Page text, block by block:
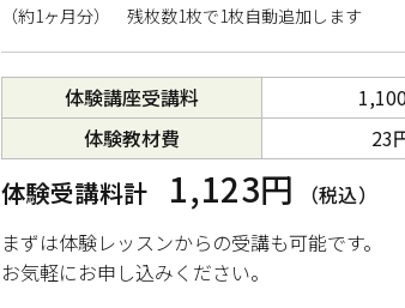
（約1ヶ月分） 残枚数1枚で1枚自動追加します
体験講座受講料
体験教材費
23
体験受講料計 1,123円
（税込）
まずは体験レッスンからの受講も可能です。
お気軽にお申し込みください。